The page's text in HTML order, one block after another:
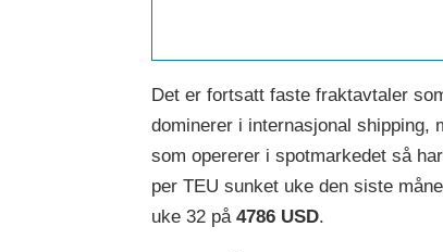
Det er fortsatt faste fraktavtaler
dominerer i internasjonal shipping,
som opererer i spotmarkedet så
per TEU sunket uke den siste
uke 32 på4786 USD.